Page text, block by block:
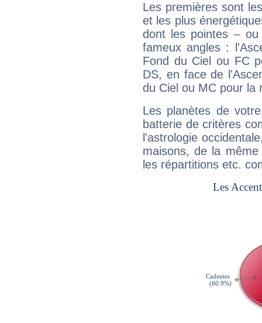
Les premières sont
et les plus
dont les pointes –
fameux angles :
Fond du Ciel ou FC
DS, en face de
du Ciel ou MC pour la
Les planètes de
batterie de critères
l'astrologie
maisons, de la
les répartitions etc.